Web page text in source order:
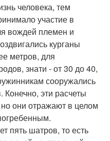
человека, тем
участие в
вождей племен и
курганы
метров, для
знати - от 30 до 40,
сооружались
Конечно, эти расчеты
они отражают в целом
пять шатров, то есть